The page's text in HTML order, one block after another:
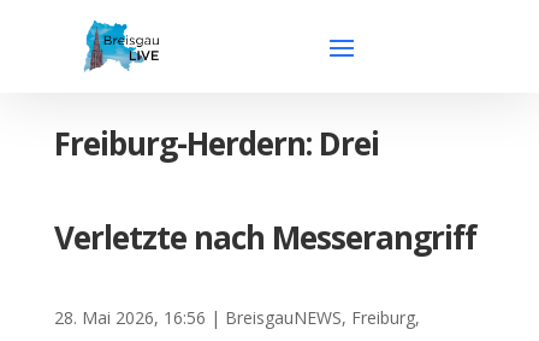
Freiburg-Herdern: Drei
Verletzte nach Messerangriff
28. Mai 2026, 16:56 | BreisgauNEWS, Freiburg,